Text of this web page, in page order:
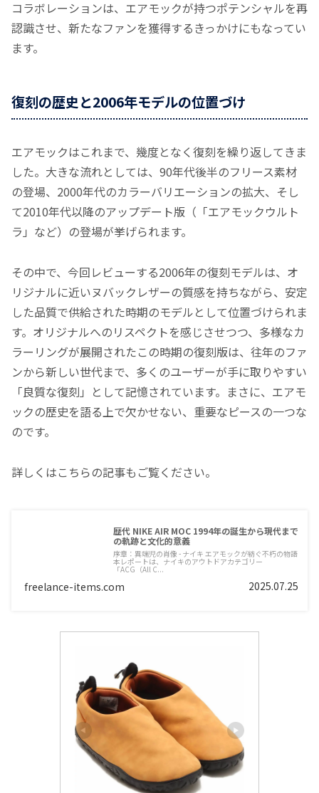
コラボレーションは、エアモックが持つポテンシャルを再
認識させ、新たなファンを獲得するきっかけにもなってい
ます。
復刻の歴史と2006年モデルの位置づけ
エアモックはこれまで、幾度となく復刻を繰り返してきま
した。大きな流れとしては、90年代後半のフリース素材
の登場、2000年代のカラーバリエーションの拡大、そし
て2010年代以降のアップデート版（「エアモックウルト
ラ」など）の登場が挙げられます。
その中で、今回レビューする2006年の復刻モデルは、オ
リジナルに近いヌバックレザーの質感を持ちながら、安定
した品質で供給された時期のモデルとして位置づけられま
す。オリジナルへのリスペクトを感じさせつつ、多様なカ
ラーリングが展開されたこの時期の復刻版は、往年のファ
ンから新しい世代まで、多くのユーザーが手に取りやすい
「良質な復刻」として記憶されています。まさに、エアモ
ックの歴史を語る上で欠かせない、重要なピースの一つな
のです。
詳しくはこちらの記事もご覧ください。
歴代 NIKE AIR MOC 1994年の誕生から現代まで
の軌跡と文化的意義
序章：異端児の肖像 - ナイキ エアモックが紡ぐ不朽の物語
本レポートは、ナイキのアウトドアカテゴリー
「ACG（All C...
freelance-items.com 2025.07.25